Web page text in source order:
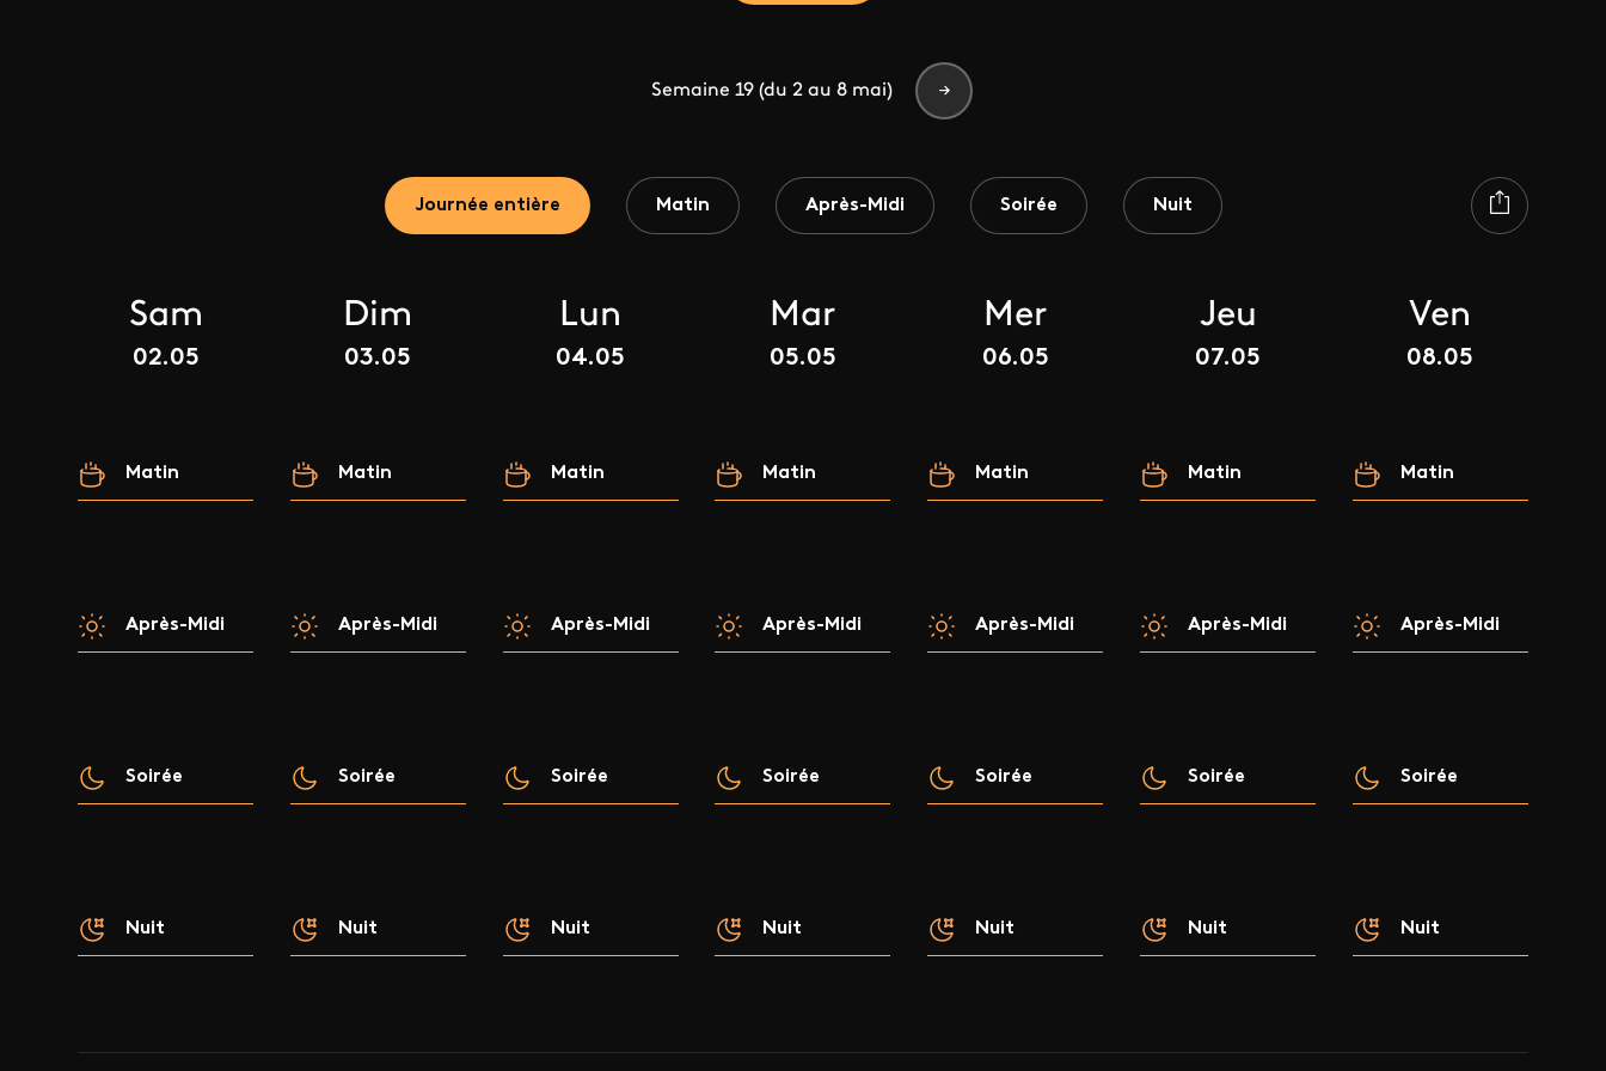
Semaine 19 (du 2 au 8 mai)
Journée entière Matin Après-Midi Soirée Nuit
Sam
02.05
Dim
03.05
Lun
04.05
Mar
05.05
Mer
06.05
Jeu
07.05
Ven
08.05
Matin Matin Matin Matin Matin Matin Matin
Après-Midi Après-Midi Après-Midi Après-Midi Après-Midi Après-Midi Après-Midi
Soirée Soirée Soirée Soirée Soirée Soirée Soirée
Nuit Nuit Nuit Nuit Nuit Nuit Nuit